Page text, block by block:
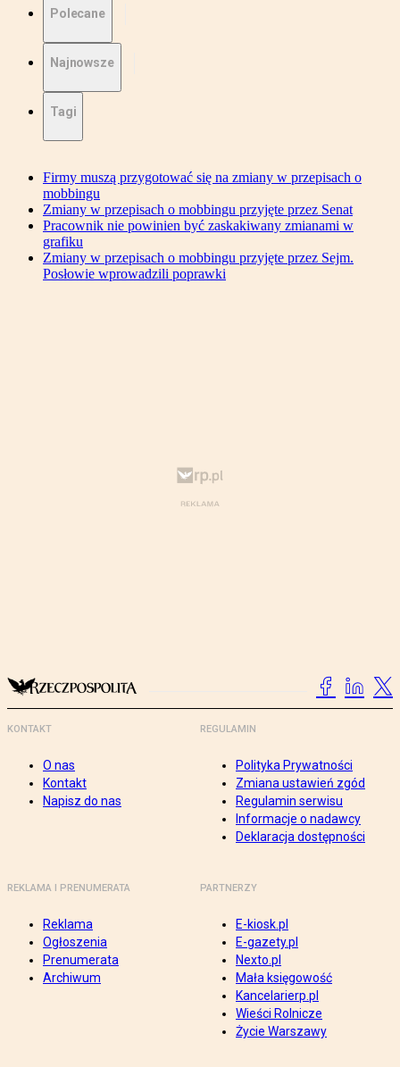
Polecane
Najnowsze
Tagi
Firmy muszą przygotować się na zmiany w przepisach o
mobbingu
Zmiany w przepisach o mobbingu przyjęte przez Senat
Pracownik nie powinien być zaskakiwany zmianami w
grafiku
Zmiany w przepisach o mobbingu przyjęte przez Sejm.
Posłowie wprowadzili poprawki
KONTAKT
O nas
Kontakt
Napisz do nas
REGULAMIN
Polityka Prywatności
Zmiana ustawień zgód
Regulamin serwisu
Informacje o nadawcy
Deklaracja dostępności
REKLAMA I PRENUMERATA
Reklama
Ogłoszenia
Prenumerata
Archiwum
PARTNERZY
E-kiosk.pl
E-gazety.pl
Nexto.pl
Mała księgowość
Kancelarierp.pl
Wieści Rolnicze
Życie Warszawy